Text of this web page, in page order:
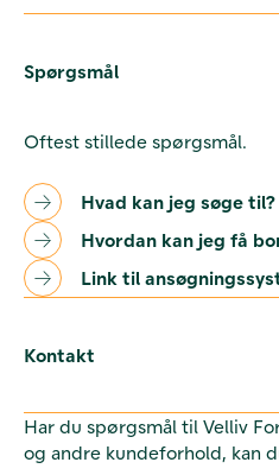
Spørgsmål
Oftest stillede spørgsmål.
Hvad kan jeg søge til?
Hvordan kan jeg få
Link til
Kontakt
Har du spørgsmål til Velliv
og andre kundeforhold, kan